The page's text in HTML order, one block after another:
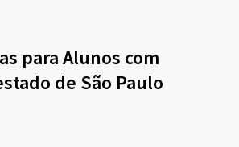
para Alunos com
de São Paulo